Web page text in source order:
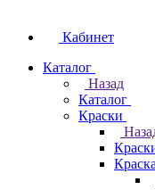
Кабинет
Каталог
Назад
Каталог
Краски